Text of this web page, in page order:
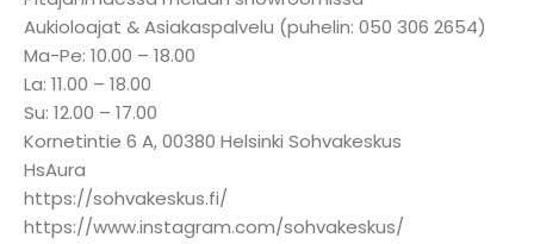
Aukioloajat & Asiakaspalvelu (puhelin: 050 306 2654)
Ma-Pe: 10.00 – 18.00
La: 11.00 – 18.00
Su: 12.00 – 17.00
Kornetintie 6 A, 00380 Helsinki Sohvakeskus
HsAura
https://sohvakeskus.fi/
https://www.instagram.com/sohvakeskus/